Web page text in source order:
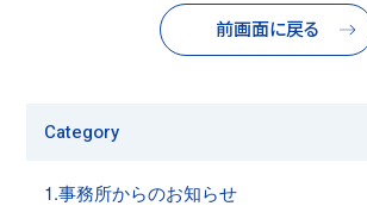
前画面に戻る
Category
1.事務所からのお知らせ